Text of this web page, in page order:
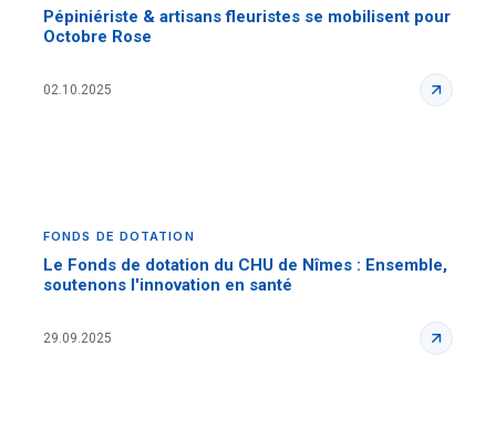
Pépiniériste & artisans fleuristes se mobilisent pour
Octobre Rose
02.10.2025
FONDS DE DOTATION
Le Fonds de dotation du CHU de Nîmes : Ensemble,
soutenons l'innovation en santé
29.09.2025